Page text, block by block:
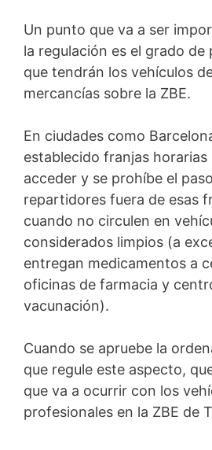
Un punto que va a ser
la regulación es el grado de
que tendrán los vehículos
mercancías sobre la ZBE.
En ciudades como
establecido franjas horarias
acceder y se prohíbe el
repartidores fuera de esas
cuando no circulen en
considerados limpios (a
entregan medicamentos a
oficinas de farmacia y
vacunación).
Cuando se apruebe la
que regule este aspecto,
que va a ocurrir con los
profesionales en la ZBE de